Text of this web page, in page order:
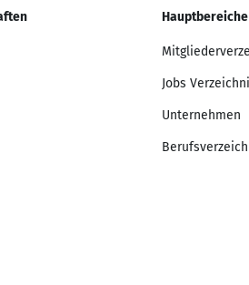
Hauptbereiche
Jobs
Unternehmen